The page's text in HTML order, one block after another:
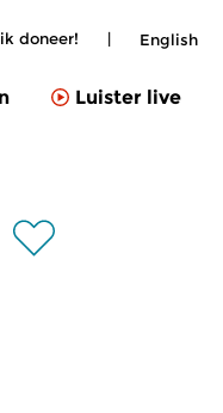
doneer! | English
Luister live